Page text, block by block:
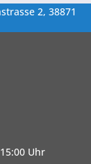
2, 38871
Uhr